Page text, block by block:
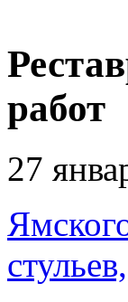
работ
27